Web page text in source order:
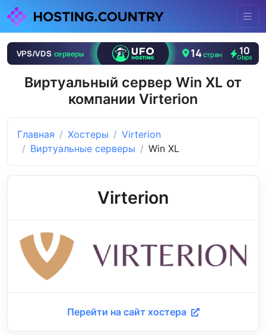
Виртуальный сервер Win XL от
компании Virterion
Главная Хостеры
Virterion
Виртуальные серверы
Win XL
Virterion
Перейти на сайт хостера